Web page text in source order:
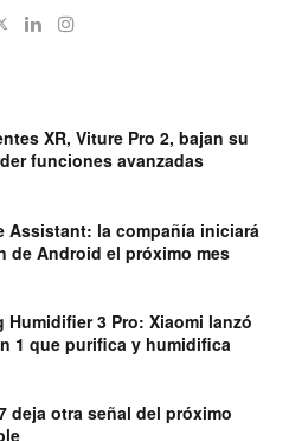
XR, Viture Pro 2, bajan su
funciones avanzadas
Assistant: la compañía iniciará
de Android el próximo mes
Humidifier 3 Pro: Xiaomi lanzó
1 que purifica y humidifica
deja otra señal del próximo